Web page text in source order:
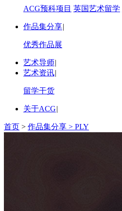
ACG预科项目 英国艺术留学
作品集分享|
优秀作品展
艺术导师|
艺术资讯|
留学干货
关于ACG|
首页 > 作品集分享 > PLY